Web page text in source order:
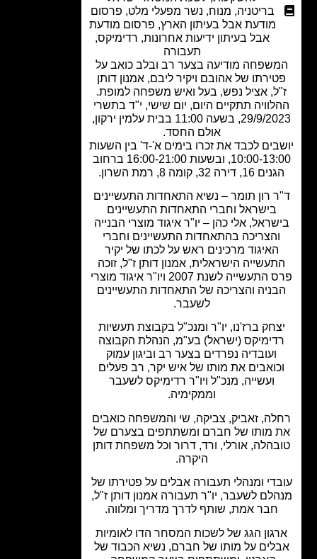
בריטניה,מנוח,נשר מפעלי מלט,פרסום
מודעת אבל בעיתון הארץ,פרסום מודעת
אבל בעיתון ידיעות אחרונות,רדימיקס,
מודיעה בצער רב ובלב כואב על
של אהובם ויקיר ליבם, אמנון דותן
אציל נפש, בעל ואיש משפחה למופת.
תתקיים היום, יום שישי, י"ד בתשרי
29/9/2023, בשעה 11:00 בבית עלמין ירקון,
אולם החסד.
לכבד את זכרו בימים א'-ד' בין השעות
10:00-13:00, ובשעות 16:00-21:00 ברחוב
רון תומר – נשיא התאחדות התעשיינים
בישראל וחברי התאחדות התעשיינים
אלי כהן – יו"ר איגוד מוצרי הבנייה
והצריכה בהתאחדות התעשיינים וחברי
האיגוד מרכינים ראש על לכתו של יקיר
הישראלית, אמנון דותן ז"ל, זוכה
פרס התעשייה לשנת 2007 ויו"ר איגוד מוצרי
והצריכה של התאחדות התעשיינים
לשעבר.
ברז'נו, יו"ר ומנכ"ל בקבוצת תעשיות
(ישראל) בע"מ, הנהלת הקבוצה
ועובדיה נפרדים בצער רב וביגון עמוק
את מותו של איש יקר, רב פעלים
ועשייה, מנכ"ל ויו"ר רדימיקס לשעבר
וממקימיה.
זאביק, צביקה, שי והמשפחה כואבים
מותו של חברם ומשתתפים בצערם של
אורלי, ורד, דרור וכל משפחת דותן
ומנהלי תעבורה אבלים על פטירתו של
לשעבר, יו"ר תעבורה אמנון דותן ז"ל,
חבר אמת, שותף לדרך מדריך ומלווה.
הגג של לשכות המסחר הדו לאומיות
על מותו של חברם, נשיא הכבוד של